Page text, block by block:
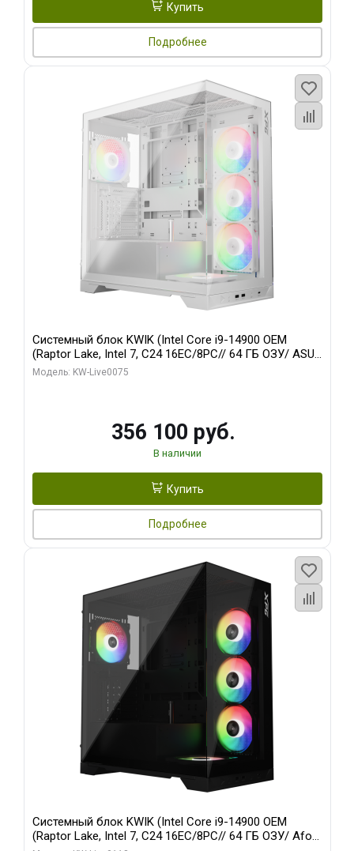
Купить
Подробнее
Системный блок KWIK (Intel Core i9-14900 OEM
(Raptor Lake, Intel 7, C24 16EC/8PC// 64 ГБ ОЗУ/ ASUS
RTX5080 PRIME EVO OC 16GB GDDR7 256bit 3xDP
Модель: KW-Live0075
356 100 руб.
В наличии
Купить
Подробнее
Системный блок KWIK (Intel Core i9-14900 OEM
(Raptor Lake, Intel 7, C24 16EC/8PC// 64 ГБ ОЗУ/ Afox